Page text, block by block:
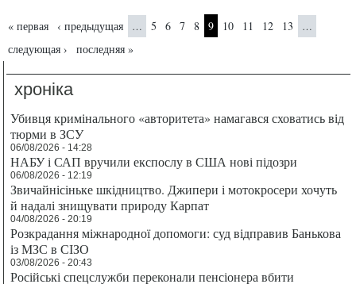
Страницы
« первая ‹ предыдущая … 5 6 7 8 9 10 11 12 13 …
следующая › последняя »
хроніка
Убивця кримінального «авторитета» намагався сховатись від
тюрми в ЗСУ
06/08/2026 - 14:28
НАБУ і САП вручили експослу в США нові підозри
06/08/2026 - 12:19
Звичайнісіньке шкідництво. Джипери і мотокросери хочуть
й надалі знищувати природу Карпат
04/08/2026 - 20:19
Розкрадання міжнародної допомоги: суд відправив Банькова
із МЗС в СІЗО
03/08/2026 - 20:43
Російські спецслужби переконали пенсіонера вбити